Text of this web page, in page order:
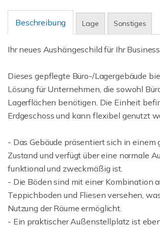
Beschreibung Lage Sonstiges
Ihr neues Aushängeschild für Ihr
Dieses gepflegte Büro-/Lagergebäude
Lösung für Unternehmen, die sowohl
Lagerflächen benötigen. Die Einheit
Erdgeschoss und kann flexibel genutzt
- Das Gebäude präsentiert sich in einem
Zustand und verfügt über eine normale
funktional und zweckmäßig ist.
- Die Böden sind mit einer Kombination
Teppichboden und Fliesen versehen,
Nutzung der Räume ermöglicht.
- Ein praktischer Außenstellplatz ist